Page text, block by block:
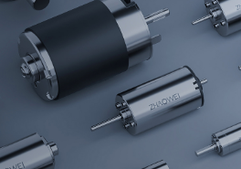
电机
拇指并排直线电机
Φ12mm拇指直线电机
Φ12mm掌心直线电
Φ12mm掌心直线电
智能尾门伸缩